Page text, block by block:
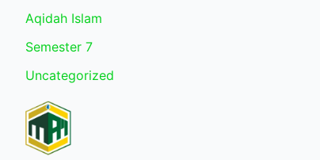
Aqidah Islam
Semester 7
Uncategorized